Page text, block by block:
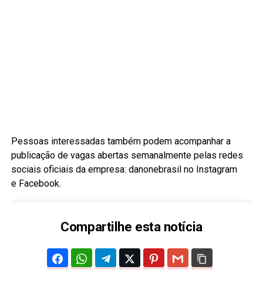
Pessoas interessadas também podem acompanhar a
publicação de vagas abertas semanalmente pelas redes
sociais oficiais da empresa: danonebrasil no Instagram
e Facebook.
Compartilhe esta notícia